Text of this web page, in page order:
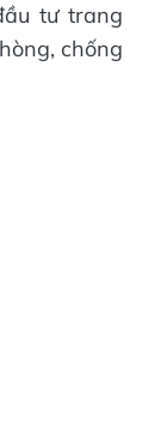
tư trang
chống